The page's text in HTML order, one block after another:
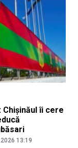
Chișinăul îi cere
13:19